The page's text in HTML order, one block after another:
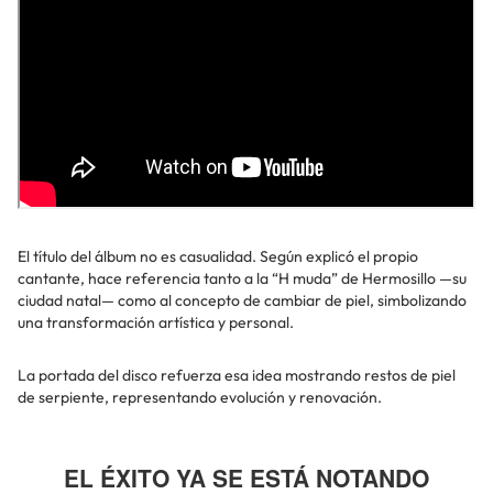
El título del álbum no es casualidad. Según explicó el propio
cantante, hace referencia tanto a la “H muda” de Hermosillo —su
ciudad natal— como al concepto de cambiar de piel, simbolizando
una transformación artística y personal.
La portada del disco refuerza esa idea mostrando restos de piel
de serpiente, representando evolución y renovación.
EL ÉXITO YA SE ESTÁ NOTANDO